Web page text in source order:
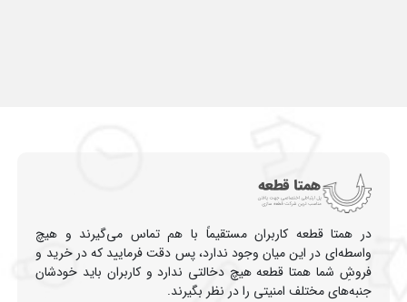
در همتا قطعه کاربران مستقیماً با هم تماس می‌گیرند و هیچ
واسطه‌ای در این میان وجود ندارد، پس دقت فرمایید که در خرید و
فروشِ شما همتا قطعه هیچ دخالتی ندارد و کاربران باید خودشان
جنبه‌های مختلف امنیتی را در نظر بگیرند.